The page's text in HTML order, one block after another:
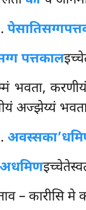
पत्तकाल
भवता,
अज्झेय्यं
– कारीसि मे